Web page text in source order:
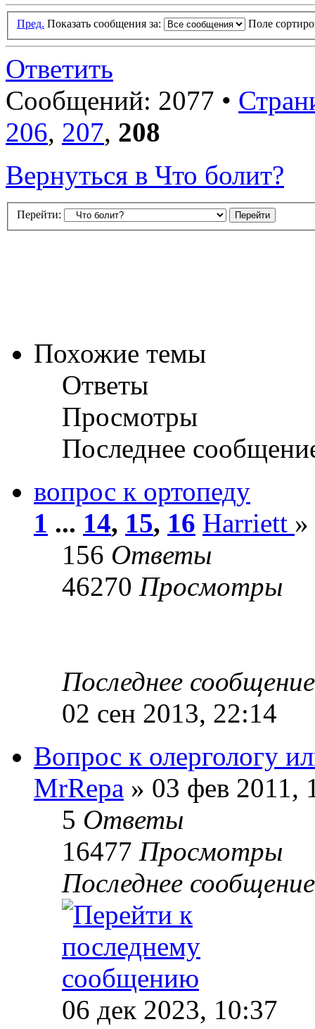
Пред. Показать сообщения за: Поле
Ответить
Сообщений: 2077 •
206, 207, 208
Вернуться в Что болит?
Перейти:
Похожие темы
Ответы
Просмотры
Последнее
вопрос к ортопеду
1 ... 14, 15, 16 Harriett »
156 Ответы
46270 Просмотры
Последнее
02 сен 2013, 22:14
Вопрос к олергологу
MrRepa » 03 фев 2011,
5 Ответы
16477 Просмотры
Последнее
06 дек 2023, 10:37